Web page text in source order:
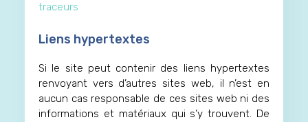
traceurs
Liens hypertextes
Si le site peut contenir des liens hypertextes
renvoyant vers d’autres sites web, il n’est en
aucun cas responsable de ces sites web ni des
informations et matériaux qui s’y trouvent. De